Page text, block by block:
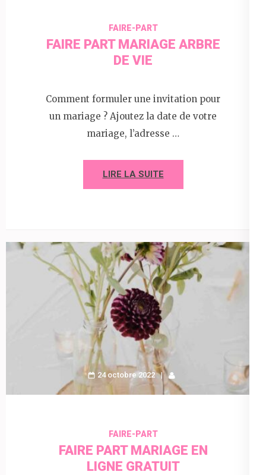
FAIRE-PART
FAIRE PART MARIAGE ARBRE
DE VIE
Comment formuler une invitation pour
un mariage ? Ajoutez la date de votre
mariage, l’adresse …
LIRE LA SUITE
24 octobre 2022
FAIRE-PART
FAIRE PART MARIAGE EN
LIGNE GRATUIT